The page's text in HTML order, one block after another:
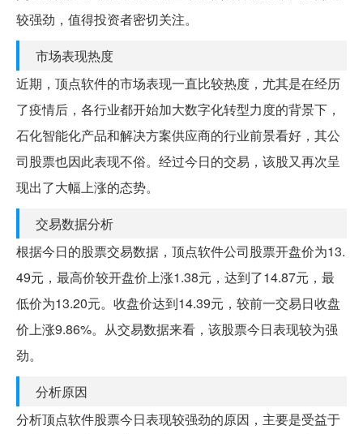
较强劲，值得投资者密切关注。
市场表现热度
近期，顶点软件的市场表现一直比较热度，尤其是在经历
了疫情后，各行业都开始加大数字化转型力度的背景下，
石化智能化产品和解决方案供应商的行业前景看好，其公
司股票也因此表现不俗。经过今日的交易，该股又再次呈
现出了大幅上涨的态势。
交易数据分析
根据今日的股票交易数据，顶点软件公司股票开盘价为13.
49元，最高价较开盘价上涨1.38元，达到了14.87元，最
低价为13.20元。收盘价达到14.39元，较前一交易日收盘
价上涨9.86%。从交易数据来看，该股票今日表现较为强
劲。
分析原因
分析顶点软件股票今日表现较强劲的原因，主要是受益于